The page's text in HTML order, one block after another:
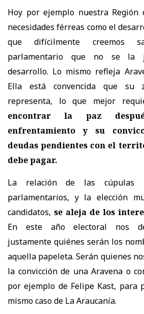
Hoy por ejemplo nuestra Región
necesidades férreas como el
que difícilmente creemos
parlamentario que no se la
desarrollo. Lo mismo refleja
Ella está convencida que su
representa, lo que mejor
encontrar la paz
enfrentamiento y su
deudas pendientes con el
debe pagar.
La relación de las cúpulas
parlamentarios, y la elección
candidatos, se aleja de los
En este año electoral nos
justamente quiénes serán los
aquella papeleta. Serán quienes
la convicción de una Aravena o
por ejemplo de Felipe Kast, para
mismo caso de La Araucanía.